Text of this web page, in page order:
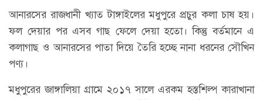
আনারসের রাজধানী খ্যাত টাঙ্গাইলের মধুপুরে প্রচুর কলা চাষ হয়।
ফল দেয়ার পর এসব গাছ ফেলে দেয়া হতো। কিন্তু বর্তমানে এ
কলাগাছ ও আনারসের পাতা দিয়ে তৈরি হচ্ছে নানা ধরনের সৌখিন
পণ্য।
মধুপুরের জাঙ্গালিয়া গ্রামে ২০১৭ সালে এরকম হস্তশিল্প কারাখানা